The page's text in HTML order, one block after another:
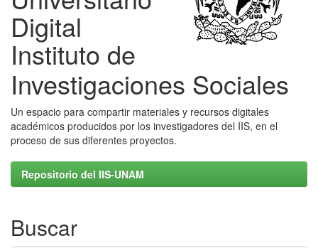
Digital
Instituto de
Investigaciones Sociales
Un espacio para compartir materiales y recursos digitales
académicos producidos por los investigadores del IIS, en el
proceso de sus diferentes proyectos.
Repositorio del IIS-UNAM
Buscar